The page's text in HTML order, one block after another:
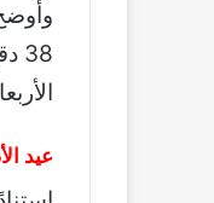
الأربعاء 28 مايو 2025 هو غرة
عيد الأضحى 2025 في الإمارات..